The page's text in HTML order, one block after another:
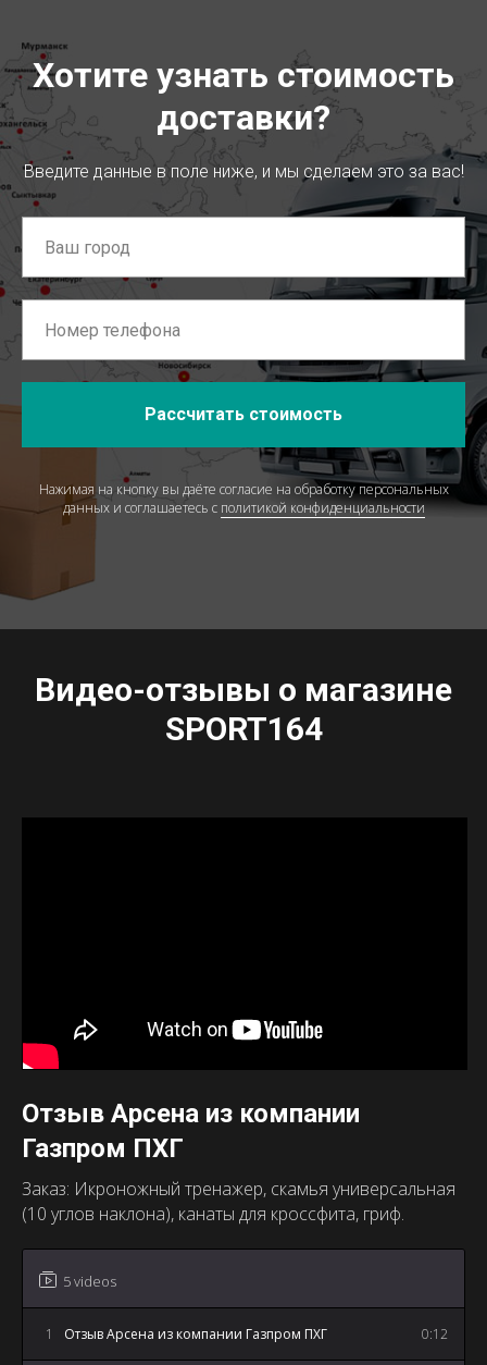
Хотите узнать стоимость
доставки?
Введите данные в поле ниже, и мы сделаем это за вас!
Рассчитать стоимость
Нажимая на кнопку вы даёте согласие на обработку персональных
данных и соглашаетесь c политикой конфиденциальности
Видео-отзывы о магазине
SPORT164
5 videos
1 Отзыв Арсена из компании Газпром ПХГ 0:12
Отзыв Арсена из компании
Газпром ПХГ
Заказ: Икроножный тренажер, скамья универсальная
(10 углов наклона), канаты для кроссфита, гриф.